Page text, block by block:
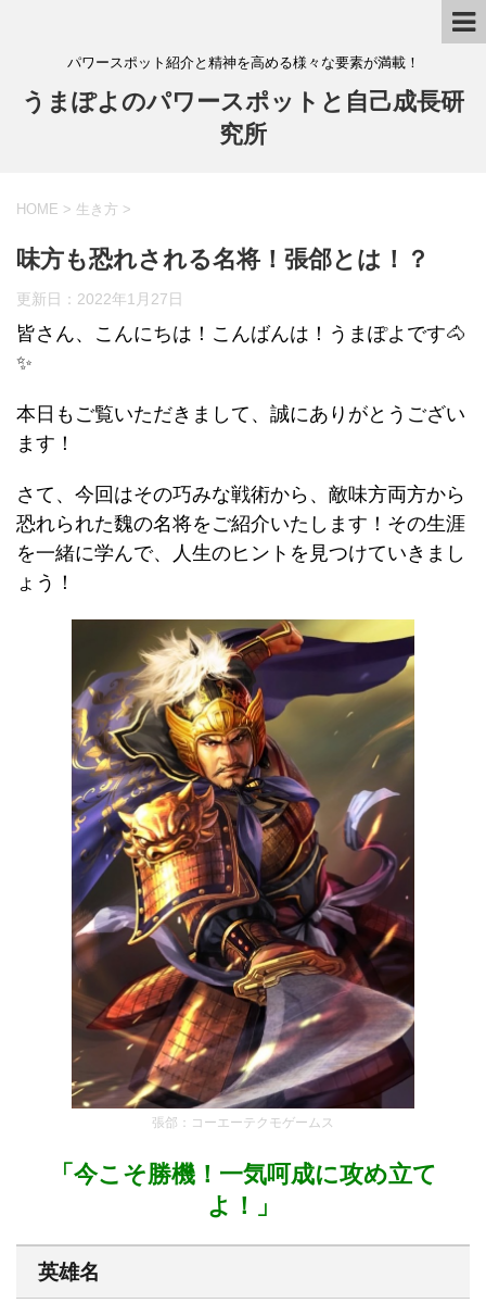
パワースポット紹介と精神を高める様々な要素が満載！
うまぽよのパワースポットと自己成長研
究所
HOME > 生き方 >
味方も恐れされる名将！張郃とは！？
更新日： 2022年1月27日
皆さん、こんにちは！こんばんは！うまぽよです🐴
✨
本日もご覧いただきまして、誠にありがとうござい
ます！
さて、今回はその巧みな戦術から、敵味方両方から
恐れられた魏の名将をご紹介いたします！その生涯
を一緒に学んで、人生のヒントを見つけていきまし
ょう！
張郃：コーエーテクモゲームス
「今こそ勝機！一気呵成に攻め立て
よ！」
英雄名